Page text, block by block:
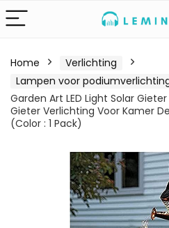
Home
Verlichting
Lampen voor
Garden Art LED Light Solar
Gieter Verlichting Voor Kamer
(Color : 1 Pack)